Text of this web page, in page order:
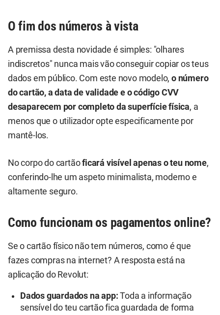
O fim dos números à vista
A premissa desta novidade é simples: "olhares
indiscretos" nunca mais vão conseguir copiar os teus
dados em público. Com este novo modelo, o número
do cartão, a data de validade e o código CVV
desaparecem por completo da superfície física, a
menos que o utilizador opte especificamente por
mantê-los.
No corpo do cartãoficará visível apenas o teu nome,
conferindo-lhe um aspeto minimalista, moderno e
altamente seguro.
Como funcionam os pagamentos online?
Se o cartão físico não tem números, como é que
fazes compras na internet? A resposta está na
aplicação do Revolut:
Dados guardados na app: Toda a informação
sensível do teu cartão fica guardada de forma